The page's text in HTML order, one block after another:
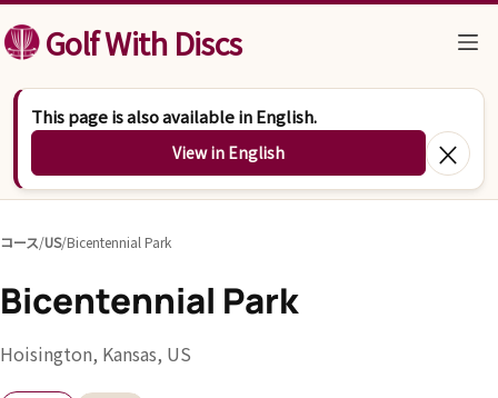
コンテンツへスキップ
Golf With Discs
This page is also available in English.
View in English ×
コース/US/Bicentennial Park
Bicentennial Park
Hoisington, Kansas, US